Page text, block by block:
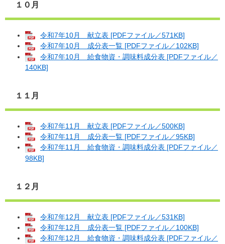
１０月
令和7年10月 献立表 [PDFファイル／571KB]
令和7年10月 成分表一覧 [PDFファイル／102KB]
令和7年10月 給食物資・調味料成分表 [PDFファイル／
140KB]
１１月
令和7年11月 献立表 [PDFファイル／500KB]
令和7年11月 成分表一覧 [PDFファイル／95KB]
令和7年11月 給食物資・調味料成分表 [PDFファイル／
98KB]
１２月
令和7年12月 献立表 [PDFファイル／531KB]
令和7年12月 成分表一覧 [PDFファイル／100KB]
令和7年12月 給食物資・調味料成分表 [PDFファイル／